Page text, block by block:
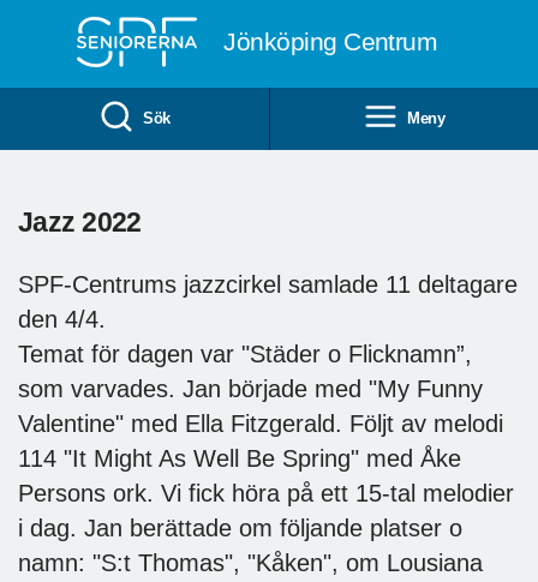
Jönköping Centrum
Sök Meny
Jazz 2022
SPF-Centrums jazzcirkel samlade 11 deltagare
den 4/4.
Temat för dagen var "Städer o Flicknamn”,
som varvades. Jan började med "My Funny
Valentine" med Ella Fitzgerald. Följt av melodi
114 "It Might As Well Be Spring" med Åke
Persons ork. Vi fick höra på ett 15-tal melodier
i dag. Jan berättade om följande platser o
namn: "S:t Thomas", "Kåken", om Lousiana